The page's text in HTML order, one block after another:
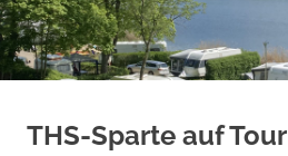
THS-Sparte auf Tour